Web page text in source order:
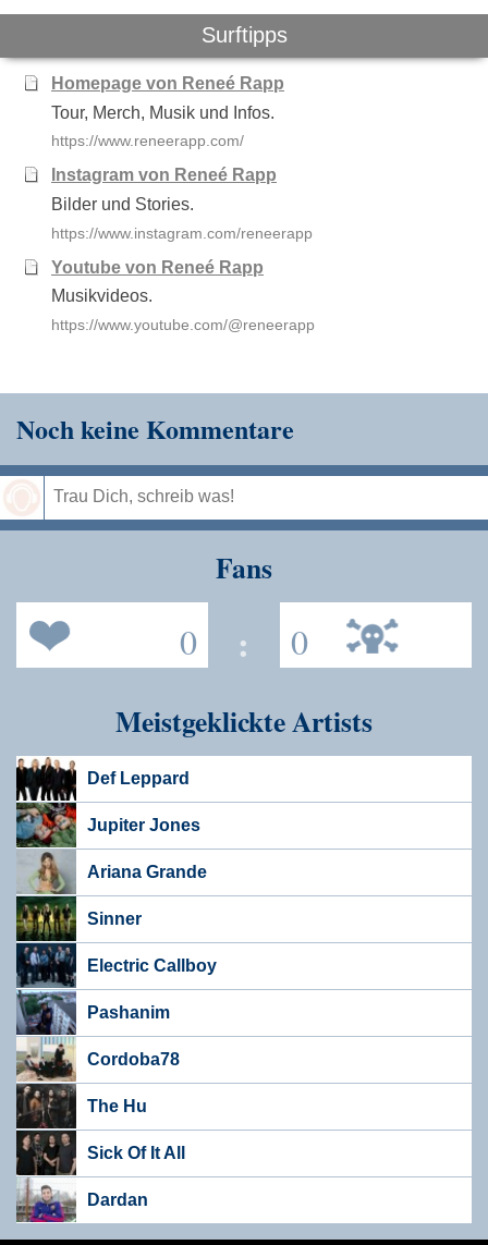
Surftipps
Homepage von Reneé Rapp
Tour, Merch, Musik und Infos.
https://www.reneerapp.com/
Instagram von Reneé Rapp
Bilder und Stories.
https://www.instagram.com/reneerapp
Youtube von Reneé Rapp
Musikvideos.
https://www.youtube.com/@reneerapp
Noch keine Kommentare
Fans
0 : 0
Meistgeklickte Artists
Def Leppard
Jupiter Jones
Ariana Grande
Sinner
Electric Callboy
Pashanim
Cordoba78
The Hu
Sick Of It All
Dardan